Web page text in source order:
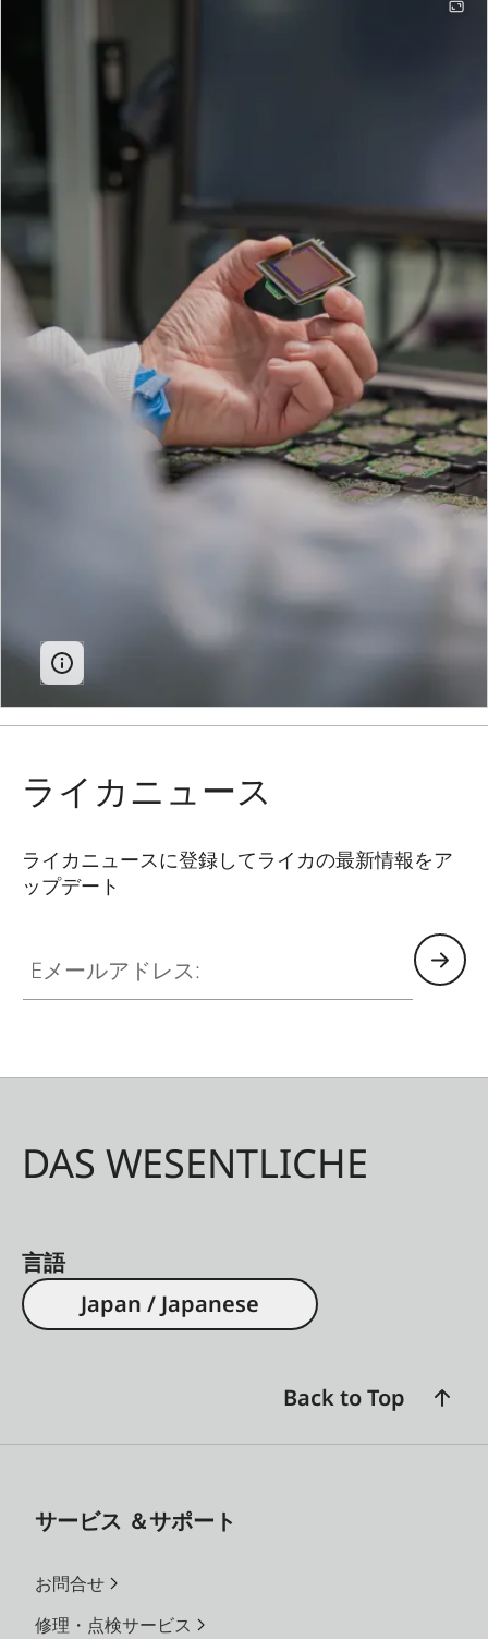
ライカニュース
ライカニュースに登録してライカの最新情報をア
ップデート
DAS WESENTLICHE
言語
Japan / Japanese
Back to Top
サービス ＆サポート
お問合せ
修理・点検サービス